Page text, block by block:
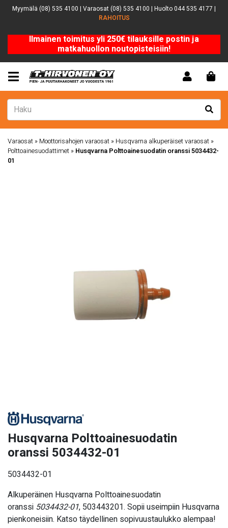
Myymälä (08) 535 4100 | Varaosat (08) 535 4100 | Huolto 044 535 4177 |
RAHOITUS
Ilmainen toimitus yli 250€ tilauksille postin ja
matkahuollon noutopisteisiin!
Varaosat » Moottorisahojen varaosat » Husqvarna alkuperäiset varaosat »
Polttoainesuodattimet » Husqvarna Polttoainesuodatin oranssi 5034432-
01
Husqvarna Polttoainesuodatin
oranssi 5034432-01
5034432-01
Alkuperäinen Husqvarna Polttoainesuodatin
oranssi 5034432-01, 503443201. Sopii useimpiin Husqvarna
pienkoneisiin. Katso täydellinen sopivuustaulukko alempaa!